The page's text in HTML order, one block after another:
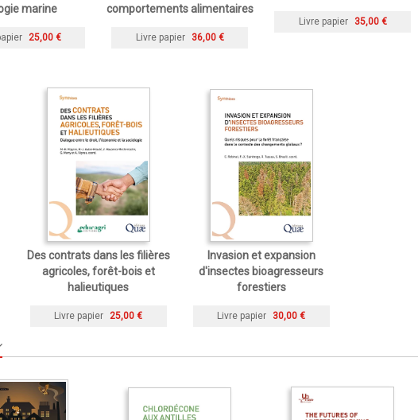
marine
25,00 €
comportements alimentaires
Livre papier 36,00 €
Livre papier 35,00 €
Des contrats dans les filières
agricoles, forêt-bois et
halieutiques
Livre papier 25,00 €
Invasion et expansion
d'insectes bioagresseurs
forestiers
Livre papier 30,00 €